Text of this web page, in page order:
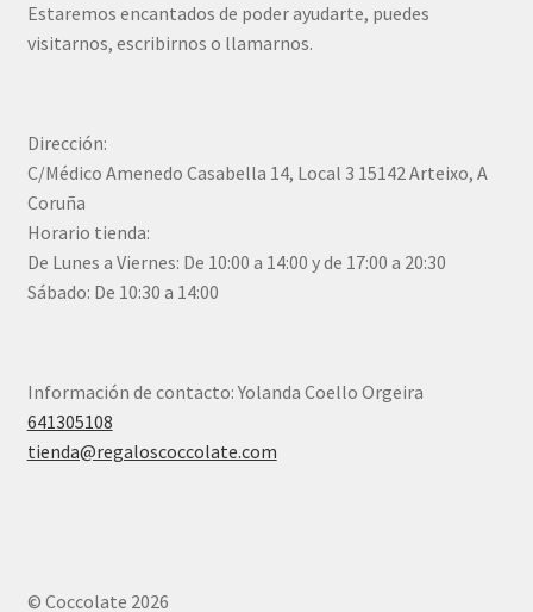
Estaremos encantados de poder ayudarte, puedes
visitarnos, escribirnos o llamarnos.
Dirección:
C/Médico Amenedo Casabella 14, Local 3 15142 Arteixo, A
Coruña
Horario tienda:
De Lunes a Viernes: De 10:00 a 14:00 y de 17:00 a 20:30
Sábado: De 10:30 a 14:00
Información de contacto: Yolanda Coello Orgeira
641305108
tienda@regaloscoccolate.com
© Coccolate 2026